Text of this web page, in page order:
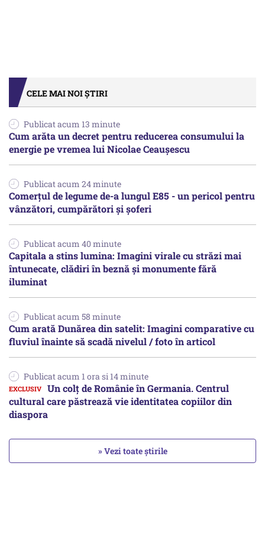
CELE MAI NOI ȘTIRI
Publicat acum 13 minute
Cum arăta un decret pentru reducerea consumului la
energie pe vremea lui Nicolae Ceaușescu
Publicat acum 24 minute
Comerțul de legume de-a lungul E85 - un pericol pentru
vânzători, cumpărători și șoferi
Publicat acum 40 minute
Capitala a stins lumina: Imagini virale cu străzi mai
întunecate, clădiri în beznă și monumente fără
iluminat
Publicat acum 58 minute
Cum arată Dunărea din satelit: Imagini comparative cu
fluviul înainte să scadă nivelul / foto în articol
Publicat acum 1 ora si 14 minute
Un colț de Românie în Germania. Centrul
cultural care păstrează vie identitatea copiilor din
diaspora
» Vezi toate știrile